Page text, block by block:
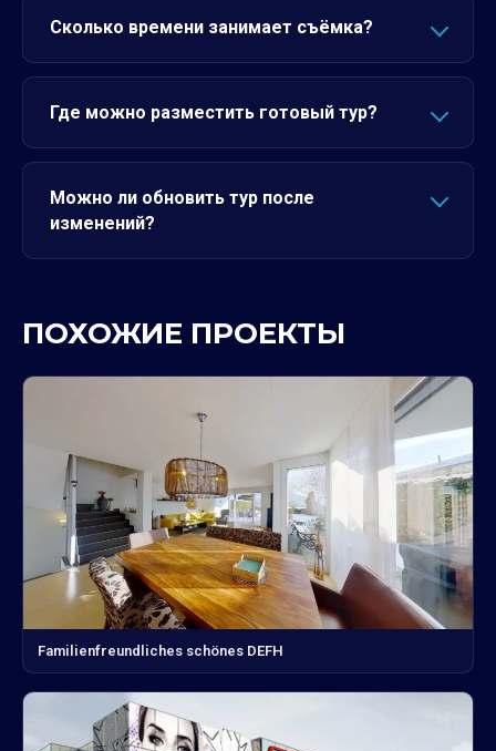
Сколько времени занимает съёмка?
Где можно разместить готовый тур?
Можно ли обновить тур после
изменений?
ПОХОЖИЕ ПРОЕКТЫ
Familienfreundliches schönes DEFH